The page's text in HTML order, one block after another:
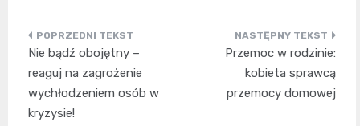
Nawigacja
wpisu
Nie bądź obojętny –
reaguj na zagrożenie
wychłodzeniem osób w
kryzysie!
Przemoc w rodzinie:
kobieta sprawcą
przemocy domowej